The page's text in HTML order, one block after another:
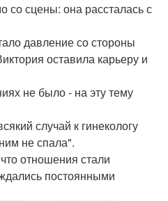
со сцены: она рассталась с
давление со стороны
оставила карьеру и
не было - на эту тему
случай к гинекологу
не спала".
отношения стали
постоянными